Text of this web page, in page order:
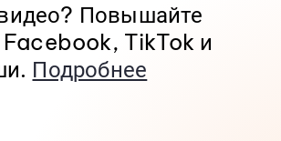
Повышайте
Facebook, TikTok и
Подробнее